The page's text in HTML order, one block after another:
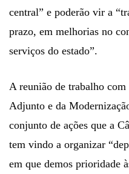
central” e poderão vir a
prazo, em melhorias no
serviços do estado”.
A reunião de trabalho
Adjunto e da
conjunto de ações que a
tem vindo a organizar
em que demos prioridade